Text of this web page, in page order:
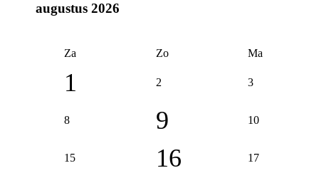
augustus 2026
Za Zo Ma
1 2 3
8 9 10
15 16 17